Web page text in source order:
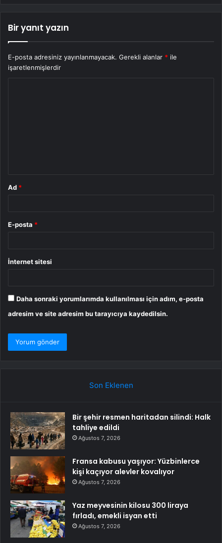
Bir yanıt yazın
E-posta adresiniz yayınlanmayacak. Gerekli alanlar * ile
işaretlenmişlerdir
Ad *
E-posta *
İnternet sitesi
Daha sonraki yorumlarımda kullanılması için adım, e-posta
adresim ve site adresim bu tarayıcıya kaydedilsin.
Son Eklenen
Bir şehir resmen haritadan silindi: Halk
tahliye edildi
Ağustos 7, 2026
Fransa kabusu yaşıyor: Yüzbinlerce
kişi kaçıyor alevler kovalıyor
Ağustos 7, 2026
Yaz meyvesinin kilosu 300 liraya
fırladı, emekli isyan etti
Ağustos 7, 2026